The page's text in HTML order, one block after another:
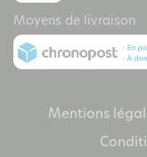
Moyens de livraison
Mentions